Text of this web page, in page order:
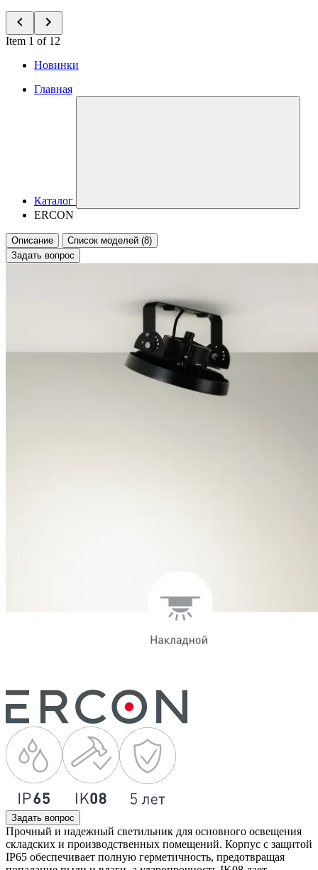
Item 1 of 12
Новинки
Главная
Каталог
ERCON
Описание
Список моделей (8)
Задать вопрос
Задать вопрос
Прочный и надежный светильник для основного освещения
складских и производственных помещений. Корпус с защитой
IP65 обеспечивает полную герметичность, предотвращая